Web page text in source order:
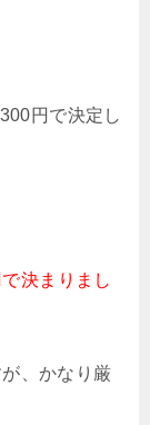
円で決定し
決まりまし
、かなり厳